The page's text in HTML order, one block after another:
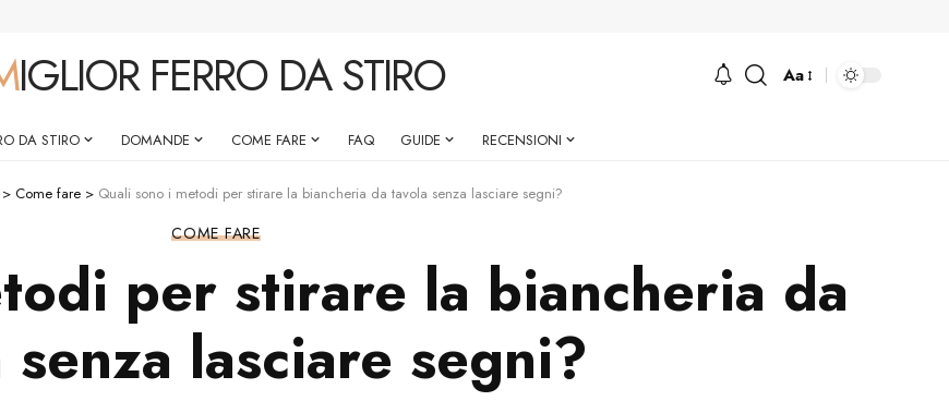
MIGLIOR FERRO DA STIRO
Font
Aa
DA STIRO DOMANDE COME FARE FAQ GUIDE RECENSIONI
> Come fare > Quali sono i metodi per stirare la biancheria da tavola senza lasciare segni?
COME FARE
per stirare la biancheria da
lasciare segni?